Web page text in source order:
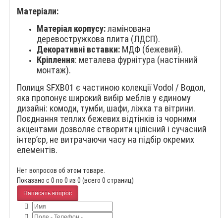
Матеріали:
Матеріал корпусу:ламінована
деревостружкова плита (ЛДСП).
Декоративні вставки: МДФ (бежевий).
Кріплення: металева фурнітура (настінний
монтаж).
Полиця SFXB01 є частиною колекції Vodol / Водол,
яка пропонує широкий вибір меблів у єдиному
дизайні: комоди, тумби, шафи, ліжка та вітрини.
Поєднання теплих бежевих відтінків із чорними
акцентами дозволяє створити цілісний і сучасний
інтер’єр, не витрачаючи часу на підбір окремих
елементів.
Нет вопросов об этом товаре.
Показано с 0 по 0 из 0 (всего 0 страниц)
Написать вопрос